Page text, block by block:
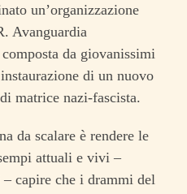
un’organizzazione
Avanguardia
da giovanissimi
di un nuovo
matrice nazi-fascista.
da scalare è rendere le
attuali e vivi –
capire che i drammi del